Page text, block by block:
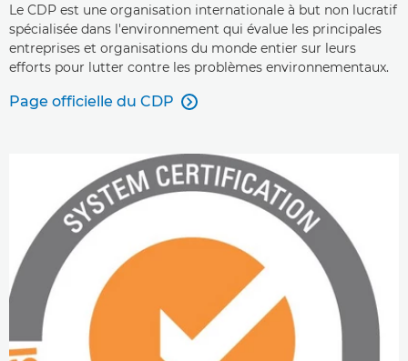
Le CDP est une organisation internationale à but non lucratif
spécialisée dans l'environnement qui évalue les principales
entreprises et organisations du monde entier sur leurs
efforts pour lutter contre les problèmes environnementaux.
Page officielle du CDP 